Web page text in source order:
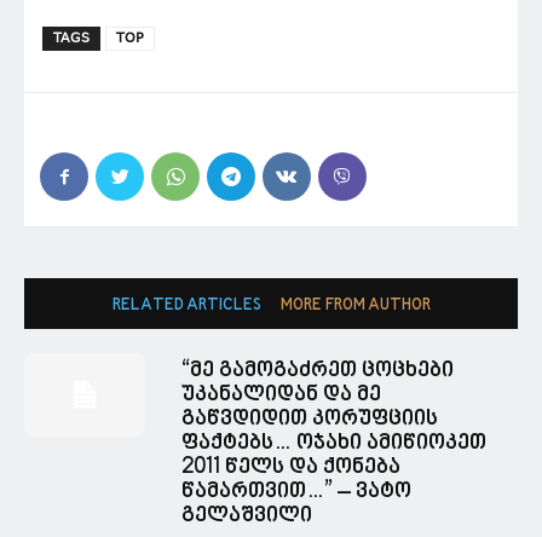
TAGS TOP
RELATED ARTICLES MORE FROM AUTHOR
“მე გამოგაძრეთ ცოცხები
უკანალიდან და მე
გაწვდიდით კორუფციის
ფაქტებს… ოჯახი ამიწიოკეთ
2011 წელს და ქონება
წამართვით…” – ვატო
გელაშვილი